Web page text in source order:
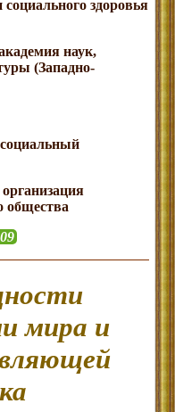
здоровья
наук,
(Западно-
общества
мира и